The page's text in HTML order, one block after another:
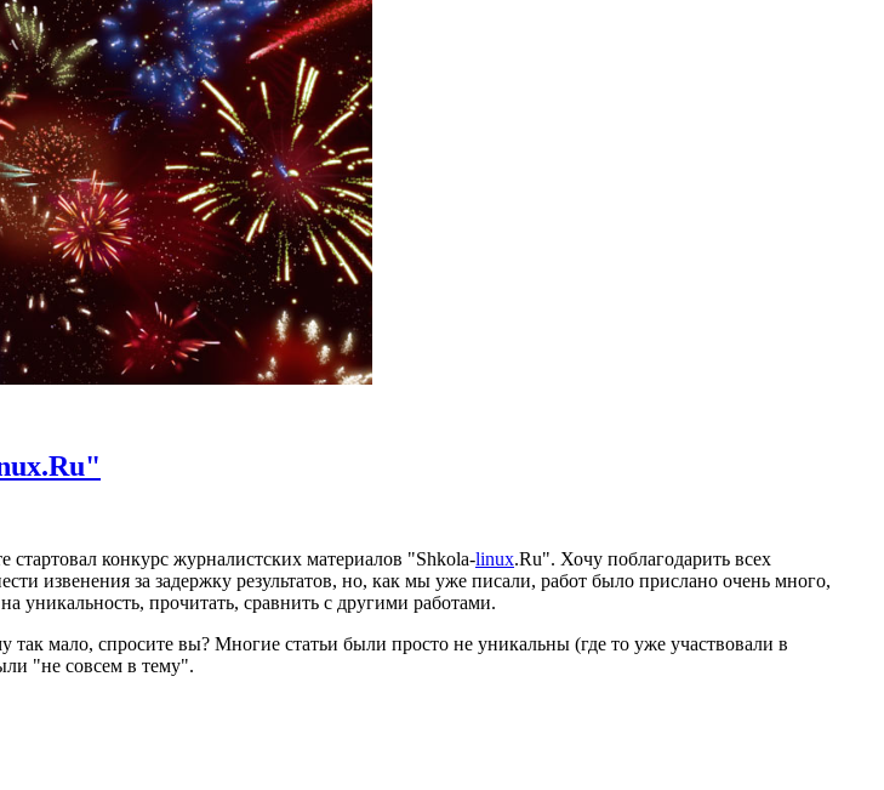
конкурс журналистских материалов "Shkola-linux.Ru". Хочу поблагодарить всех
извенения за задержку результатов, но, как мы уже писали, работ было прислано очень много,
уникальность, прочитать, сравнить с другими работами.
мало, спросите вы? Многие статьи были просто не уникальны (где то уже участвовали в
"не совсем в тему".